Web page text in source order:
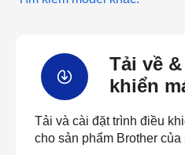
Tải về
khiển
Tải và cài đặt trình điều
cho sản phẩm Brother của